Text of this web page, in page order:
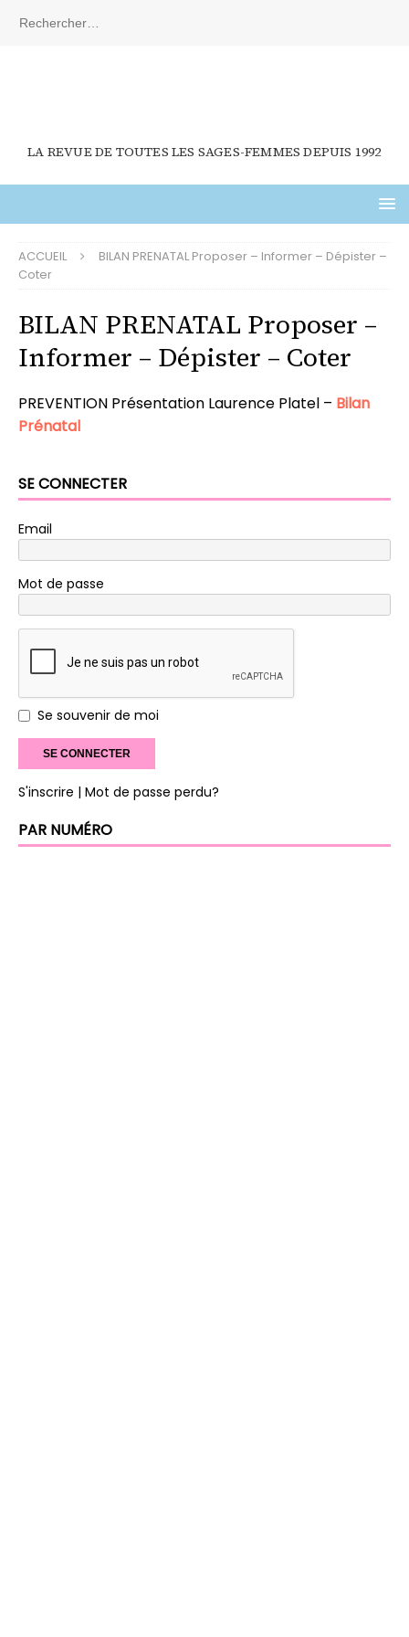
LA REVUE DE TOUTES LES SAGES-FEMMES DEPUIS 1992
ACCUEIL
BILAN PRENATAL Proposer – Informer – Dépister –
Coter
BILAN PRENATAL Proposer –
Informer – Dépister – Coter
PREVENTION Présentation Laurence Platel – Bilan
Prénatal
SE CONNECTER
Email
Mot de passe
Se souvenir de moi
S'inscrire | Mot de passe perdu?
PAR NUMÉRO